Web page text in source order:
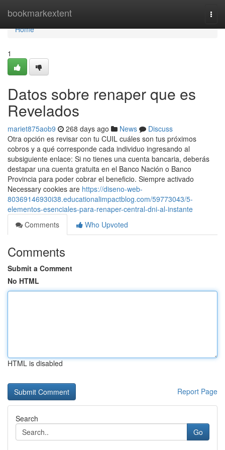
bookmarkextent
Home
Home
1
Datos sobre renaper que es
Revelados
mariet875aob9 268 days ago News
Discuss
Otra opción es revisar con tu CUIL cuáles son tus próximos
cobros y a qué corresponde cada individuo ingresando al
subsiguiente enlace: Si no​ tienes una cuenta bancaria, deberás
destapar una cuenta ​gratuita en el Banco Nación o Banco
Provincia para poder cobrar el beneficio. Siempre activado
Necessary cookies are https://diseno-web-
80369146930i38.educationalimpactblog.com/59773043/5-
elementos-esenciales-para-renaper-central-dni-al-instante
Comments
Who Upvoted
Comments
Submit a Comment
No HTML
HTML is disabled
Report Page
Search
Go